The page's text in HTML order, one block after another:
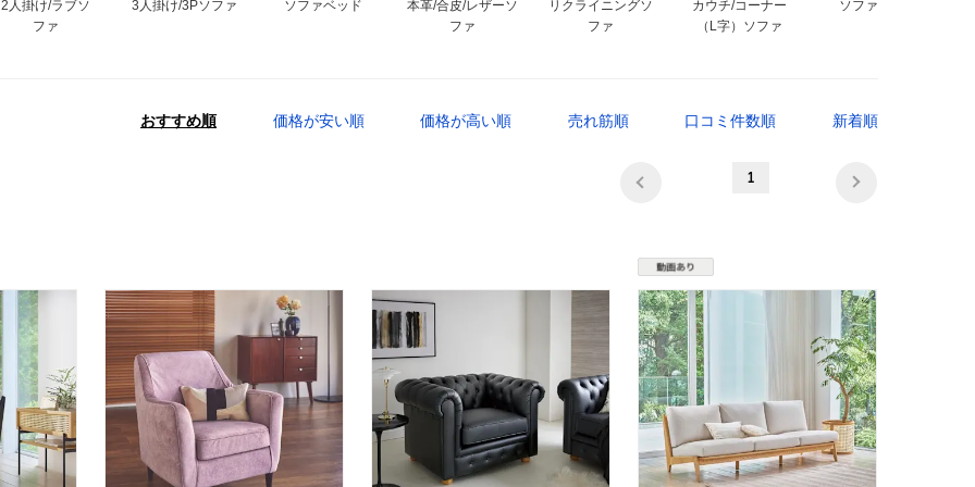
2人掛け/ラブソ
ファ
3人掛け/3Pソファ ソファベッド
本革/合皮/レザーソ
ファ
リクライニングソ
ファ
カウチ/コーナー
（L字）ソファ
ソファセット
おすすめ順 価格が安い順 価格が高い順 売れ筋順 口コミ件数順 新着順
1